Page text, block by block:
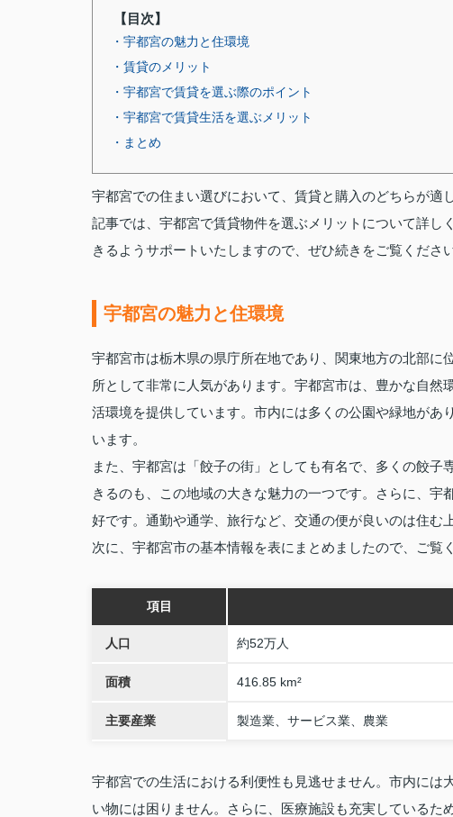
【目次】
・宇都宮の魅力と住環境
・賃貸のメリット
・宇都宮で賃貸を選ぶ際のポイント
・宇都宮で賃貸生活を選ぶメリット
・まとめ
宇都宮での住まい選びにおいて、賃貸と購入のどちらが
記事では、宇都宮で賃貸物件を選ぶメリットについて詳
きるようサポートいたしますので、ぜひ続きをご覧ください
宇都宮の魅力と住環境
宇都宮市は栃木県の県庁所在地であり、関東地方の北部
所として非常に人気があります。宇都宮市は、豊かな自
活環境を提供しています。市内には多くの公園や緑地が
います。
また、宇都宮は「餃子の街」としても有名で、多くの餃
きるのも、この地域の大きな魅力の一つです。さらに、
好です。通勤や通学、旅行など、交通の便が良いのは住む
次に、宇都宮市の基本情報を表にまとめましたので、ご覧
項目
人口 約52万人
面積 416.85 km²
主要産業 製造業、サービス業、農業
宇都宮での生活における利便性も見逃せません。市内に
い物には困りません。さらに、医療施設も充実している